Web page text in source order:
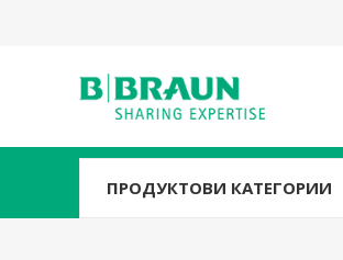
ПРОДУКТОВИ КАТЕГОРИИ